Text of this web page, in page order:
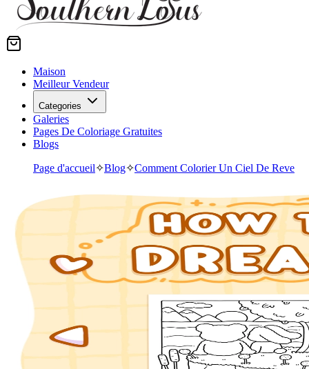
Maison
Meilleur Vendeur
Categories
Galeries
Pages De Coloriage Gratuites
Blogs
Page d'accueil✧Blog✧Comment Colorier Un Ciel De Reve